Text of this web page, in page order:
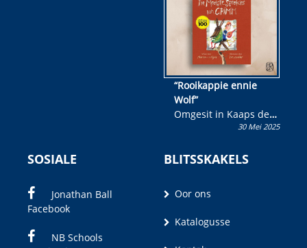
“Rooikappie ennie
Wolf”
Omgesit in Kaaps deur
Olivia M. Coetzee30 Mei 2025
SOSIALE
Jonathan Ball
Facebook
NB Schools
BLITSSKAKELS
Oor ons
Katalogusse